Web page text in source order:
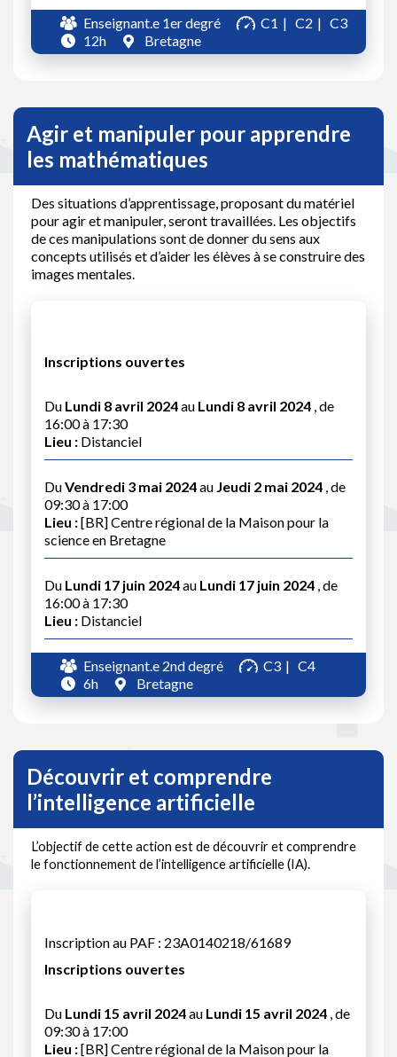
Enseignant.e 1er degré C1 C2
C3
12h
Bretagne
Agir et manipuler pour apprendre
les mathématiques
Des situations d’apprentissage, proposant du matériel
pour agir et manipuler, seront travaillées. Les objectifs
de ces manipulations sont de donner du sens aux
concepts utilisés et d’aider les élèves à se construire des
images mentales.
Inscriptions ouvertes
Du Lundi 8 avril 2024au Lundi 8 avril 2024 , de
16:00 à 17:30
Lieu : Distanciel
DuVendredi 3 mai 2024au Jeudi 2 mai 2024 , de
09:30 à 17:00
Lieu :[BR] Centre régional de la Maison pour la
science en Bretagne
Du Lundi 17 juin 2024au Lundi 17 juin 2024 , de
16:00 à 17:30
Lieu : Distanciel
Enseignant.e 2nd degré C3
C4
6h
Bretagne
Découvrir et comprendre
l’intelligence artificielle
L’objectif de cette action est de découvrir et comprendre
le fonctionnement de l’intelligence artificielle (IA).
Inscription au PAF : 23A0140218/61689
Inscriptions ouvertes
Du Lundi 15 avril 2024au Lundi 15 avril 2024 , de
09:30 à 17:00
Lieu :[BR] Centre régional de la Maison pour la